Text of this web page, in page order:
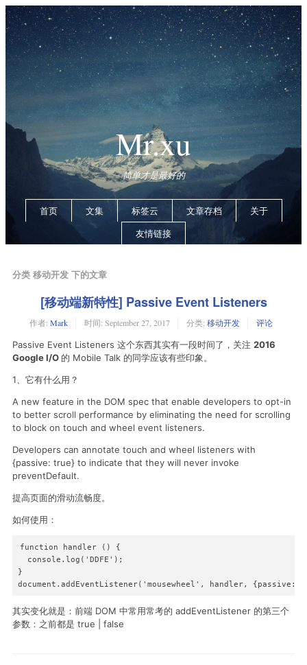
Mr.xu
简单才是最好的
首页 文集 标签云 文章存档
关于
友情链接
分类 移动开发 下的文章
[移动端新特性] Passive Event Listeners
作者: Mark 时间: September 27, 2017 分类: 移动开发
评论
Passive Event Listeners 这个东西其实有一段时间了，关注 2016
Google I/O 的 Mobile Talk 的同学应该有些印象。
1、它有什么用？
A new feature in the DOM spec that enable developers to opt-in
to better scroll performance by eliminating the need for scrolling
to block on touch and wheel event listeners.
Developers can annotate touch and wheel listeners with
{passive: true} to indicate that they will never invoke
preventDefault.
提高页面的滑动流畅度。
如何使用：
function handler () {
  console.log('DDFE');
}
其实变化就是：前端 DOM 中常用常考的 addEventListener 的第三个
参数：之前都是 true | false